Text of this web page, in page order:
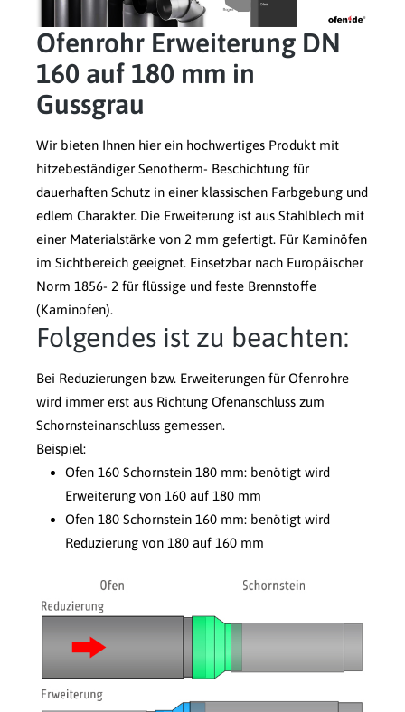
Ofenrohr Erweiterung DN
160 auf 180 mm in
Gussgrau
Wir bieten Ihnen hier ein hochwertiges Produkt mit
hitzebeständiger Senotherm- Beschichtung für
dauerhaften Schutz in einer klassischen Farbgebung und
edlem Charakter. Die Erweiterung ist aus Stahlblech mit
einer Materialstärke von 2 mm gefertigt. Für Kaminöfen
im Sichtbereich geeignet. Einsetzbar nach Europäischer
Norm 1856- 2 für flüssige und feste Brennstoffe
(Kaminofen).
Folgendes ist zu beachten:
Bei Reduzierungen bzw. Erweiterungen für Ofenrohre
wird immer erst aus Richtung Ofenanschluss zum
Schornsteinanschluss gemessen.
Beispiel:
Ofen 160 Schornstein 180 mm: benötigt wird
Erweiterung von 160 auf 180 mm
Ofen 180 Schornstein 160 mm: benötigt wird
Reduzierung von 180 auf 160 mm